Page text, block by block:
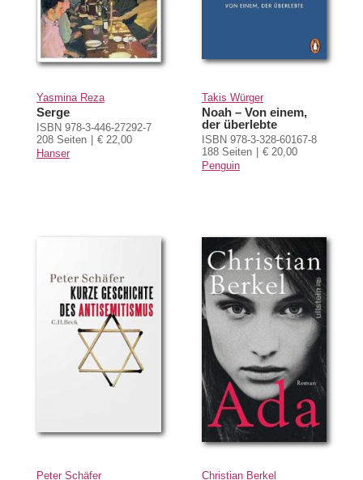
Yasmina Reza
Serge
ISBN 978-3-446-27292-7
208 Seiten
€ 22,00
Hanser
Takis Würger
Noah – Von einem,
der überlebte
ISBN 978-3-328-60167-8
188 Seiten
€ 20,00
Penguin
Peter Schäfer Christian Berkel